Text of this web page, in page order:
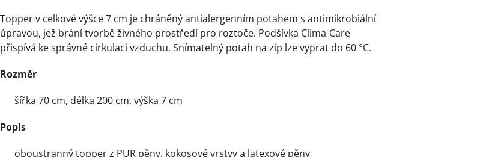
Topper v celkové výšce 7 cm je chráněný antialergenním potahem s antimikrobiální
úpravou, jež brání tvorbě živného prostředí pro roztoče. Podšívka Clima-Care
přispívá ke správné cirkulaci vzduchu. Snímatelný potah na zip lze vyprat do 60 °C.
Rozměr
šířka 70 cm, délka 200 cm, výška 7 cm
Popis
oboustranný topper z PUR pěny, kokosové vrstvy a latexové pěny